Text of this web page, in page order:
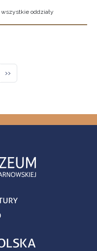
wszystkie oddziały
Następna strona
››